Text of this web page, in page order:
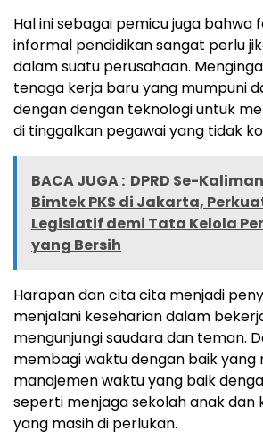
Hal ini sebagai pemicu juga bahwa
informal pendidikan sangat perlu
dalam suatu perusahaan.
tenaga kerja baru yang mumpuni
dengan dengan teknologi untuk
di tinggalkan pegawai yang tidak
BACA JUGA : DPRD Se-
Bimtek PKS di Jakarta,
Legislatif demi Tata Kelola
yang Bersih
Harapan dan cita cita menjadi
menjalani keseharian dalam
mengunjungi saudara dan teman.
membagi waktu dengan baik
manajemen waktu yang baik
seperti menjaga sekolah anak dan
yang masih di perlukan.